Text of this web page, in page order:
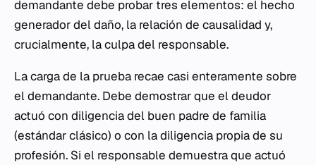
demandante debe probar tres elementos: el hecho
generador del daño, la relación de causalidad y,
crucialmente, la culpa del responsable.
La carga de la prueba recae casi enteramente sobre
el demandante. Debe demostrar que el deudor
actuó con diligencia del buen padre de familia
(estándar clásico) o con la diligencia propia de su
profesión. Si el responsable demuestra que actuó